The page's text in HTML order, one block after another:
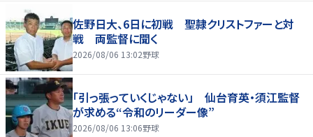
佐野日大、6日に初戦 聖隷クリストファーと対
戦 両監督に聞く
2026/08/06 13:02野球
「引っ張っていくじゃない」 仙台育英・須江監督
が求める“令和のリーダー像”
2026/08/06 13:06野球